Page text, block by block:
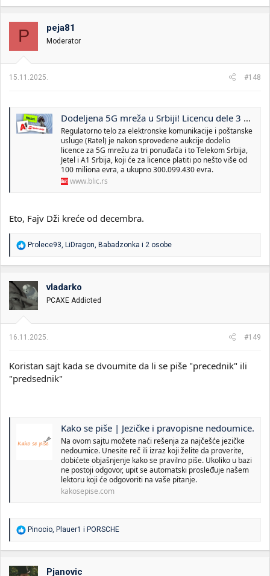
P peja81
Moderator
15.11.2025. #148
Dodeljena 5G mreža u Srbiji! Licencu dele 3 operatora, evo koliko su platili za nju
Regulatorno telo za elektronske komunikacije i poštanske
usluge (Ratel) je nakon sprovedene aukcije dodelio
licence za 5G mrežu za tri ponuđača i to Telekom Srbija,
Jetel i A1 Srbija, koji će za licence platiti po nešto više od
100 miliona evra, a ukupno 300.099.430 evra.
www.blic.rs
Eto, Fajv Dži kreće od decembra.
R
a
o
v
a
n
:
Prolece93, LiDragon, Babadzonka i 2 osobe
vladarko
PCAXE Addicted
16.11.2025. #149
Koristan sajt kada se dvoumite da li se piše "precednik" ili
"predsednik"
Kako se piše | Jezičke i pravopisne nedoumice.
Na ovom sajtu možete naći rešenja za najčešće jezičke
nedoumice. Unesite reč ili izraz koji želite da proverite,
dobićete objašnjenje kako se pravilno piše. Ukoliko u bazi
ne postoji odgovor, upit se automatski prosleđuje našem
lektoru koji će odgovoriti na vaše pitanje.
kakosepise.com
R
a
o
Pinocio, Plauer1 i PORSCHE
Pjanovic